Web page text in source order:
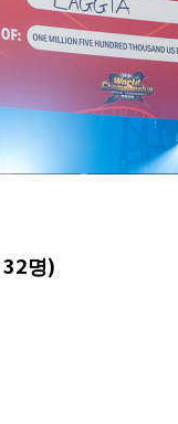
32명)